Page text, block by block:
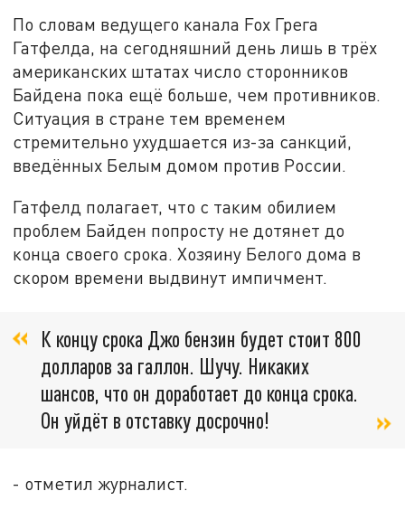
По словам ведущего канала Fox Грега
Гатфелда, на сегодняшний день лишь в трёх
американских штатах число сторонников
Байдена пока ещё больше, чем противников.
Ситуация в стране тем временем
стремительно ухудшается из-за санкций,
введённых Белым домом против России.
Гатфелд полагает, что с таким обилием
проблем Байден попросту не дотянет до
конца своего срока. Хозяину Белого дома в
скором времени выдвинут импичмент.
К концу срока Джо бензин будет стоит 800
долларов за галлон. Шучу. Никаких
шансов, что он доработает до конца срока.
Он уйдёт в отставку досрочно!
- отметил журналист.